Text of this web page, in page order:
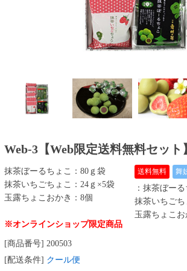
Web-3【Web限定送料無料セット】
抹茶ぼーるちょこ：80ｇ袋
抹茶いちごちょこ：24ｇ×5袋
玉露ちょこおかき：8個
※オンラインショップ限定商品
送料無料 舞
：抹茶ぼー
抹茶いちご
玉露ちょこお
[商品番号] 200503
[配送条件] クール便